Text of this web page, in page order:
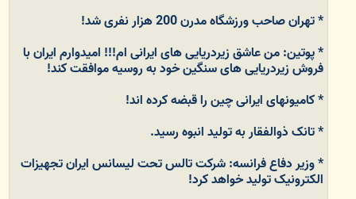
* تهران صاحب ورزشگاه مدرن 200 هزار نفری شد!
* پوتین: من عاشق زیردریایی های ایرانی ام!!! امیدوارم ایران با
فروش زیردریایی های سنگین خود به روسیه موافقت کند!
* کامیونهای ایرانی چین را قبضه کرده اند!
* تانک ذوالفقار به تولید انبوه رسید.
* وزیر دفاع فرانسه: شرکت تالس تحت لیسانس ایران تجهیزات
الکترونیک تولید خواهد کرد!